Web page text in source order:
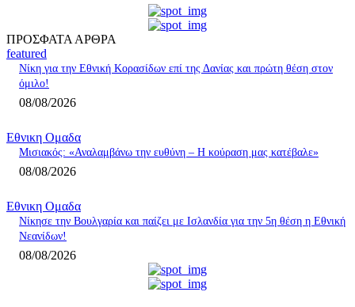
ΠΡΟΣΦΑΤΑ ΑΡΘΡΑ
featured
Νίκη για την Εθνική Κορασίδων επί της Δανίας και πρώτη θέση στον
όμιλο!
08/08/2026
Εθνικη Ομαδα
Μισιακός: «Αναλαμβάνω την ευθύνη – Η κούραση μας κατέβαλε»
08/08/2026
Εθνικη Ομαδα
Nίκησε την Βουλγαρία και παίζει με Ισλανδία για την 5η θέση η Εθνική
Νεανίδων!
08/08/2026